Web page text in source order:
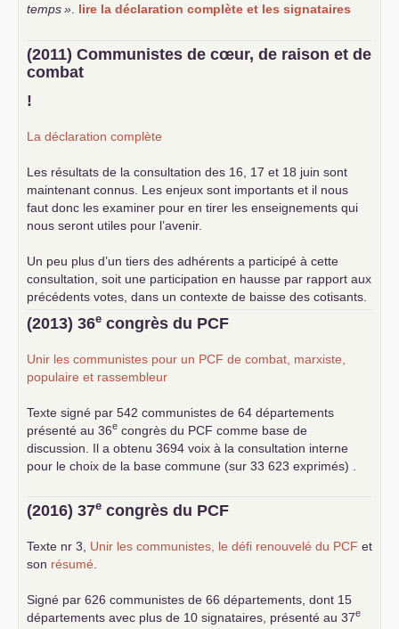
temps» lire la déclaration complète et les signataires
(2011) Communistes de cœur, de raison et de
combat
!
La déclaration complète
Les résultats de la consultation des 16, 17 et 18 juin sont
maintenant connus. Les enjeux sont importants et il nous
faut donc les examiner pour en tirer les enseignements qui
nous seront utiles pour l’avenir.
Un peu plus d’un tiers des adhérents a participé à cette
consultation, soit une participation en hausse par rapport aux
précédents votes, dans un contexte de baisse des cotisants.
... lire la suite
(2013) 36e congrès du PCF
Unir les communistes pour un PCF de combat, marxiste,
populaire et rassembleur
Texte signé par 542 communistes de 64 départements
présenté au 36e congrès du PCF comme base de
discussion. Il a obtenu 3694 voix à la consultation interne
pour le choix de la base commune (sur 33 623 exprimés) .
(2016) 37e congrès du PCF
Texte nr 3, Unir les communistes, le défi renouvelé du PCF et
son résumé
Signé par 626 communistes de 66 départements, dont 15
départements avec plus de 10 signataires, présenté au 37e